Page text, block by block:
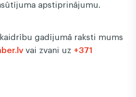
apstiprinājumu.
gadījumā raksti mums
vai zvani uz +371